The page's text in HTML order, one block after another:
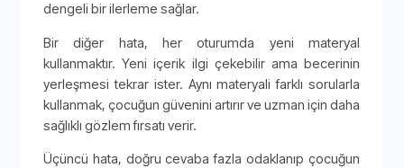
dengeli bir ilerleme sağlar.
Bir diğer hata, her oturumda yeni materyal
kullanmaktır. Yeni içerik ilgi çekebilir ama becerinin
yerleşmesi tekrar ister. Aynı materyali farklı sorularla
kullanmak, çocuğun güvenini artırır ve uzman için daha
sağlıklı gözlem fırsatı verir.
Üçüncü hata, doğru cevaba fazla odaklanıp çocuğun